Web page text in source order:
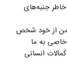
جنبه‌های
من از خود شخص
به ما
انسانی